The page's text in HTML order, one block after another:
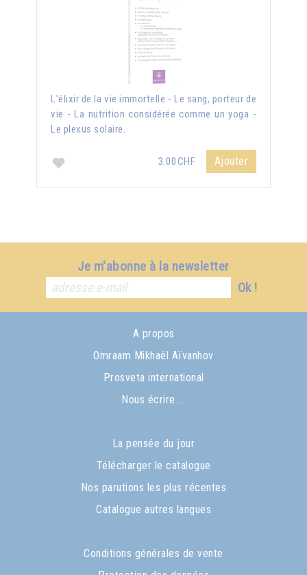
L'élixir de la vie immortelle - Le sang, porteur de
vie - La nutrition considérée comme un yoga -
Le plexus solaire.
3.00CHF Ajouter
Je m'abonne à la newsletter
Ok !
A propos
Omraam Mikhaël Aïvanhov
Prosveta international
Nous écrire ...
La pensée du jour
Télécharger le catalogue
Nos parutions les plus récentes
Catalogue autres langues
Conditions générales de vente